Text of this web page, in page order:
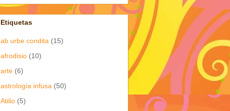
Etiquetas
ab urbe condita (15)
afrodisio (10)
arte (6)
astrología infusa (50)
Atilio (5)